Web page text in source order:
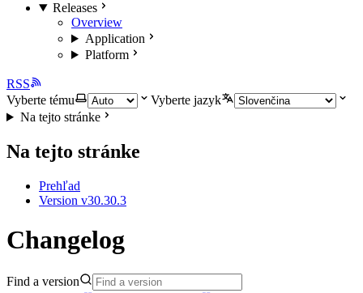
Releases
Overview
Application
Platform
RSS
Vyberte tému
Vyberte jazyk
Na tejto stránke
Na tejto stránke
Prehľad
Version v30.30.3
Changelog
Find a version